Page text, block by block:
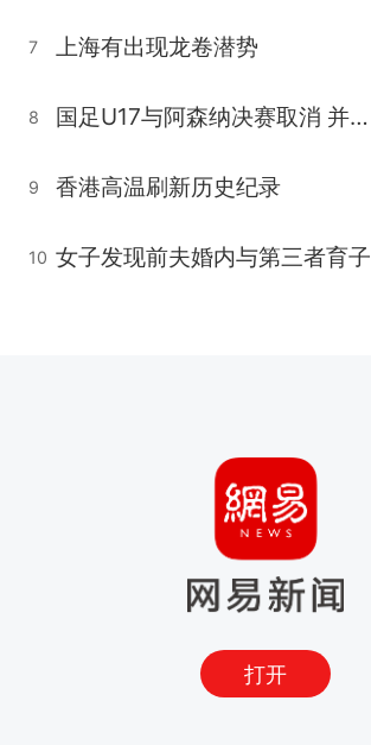
7 上海有出现龙卷潜势
8 国足U17与阿森纳决赛取消 并列冠军
9 香港高温刷新历史纪录
10 女子发现前夫婚内与第三者育子
打开